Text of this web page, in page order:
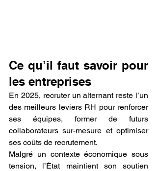
Ce qu’il faut savoir pour
les entreprises
En 2025, recruter un alternant reste l’un
des meilleurs leviers RH pour renforcer
ses équipes, former de futurs
collaborateurs sur-mesure et optimiser
ses coûts de recrutement.
Malgré un contexte économique sous
tension, l’État maintient son soutien